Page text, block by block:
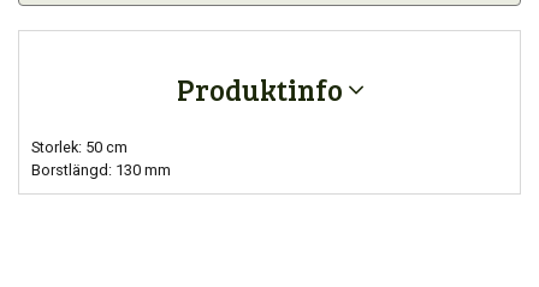
Produktinfo
Storlek: 50 cm
Borstlängd: 130 mm